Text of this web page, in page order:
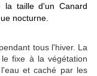
taille d'un Canard
nocturne.
tous l'hiver. La
fixe à la végétation
et caché par les